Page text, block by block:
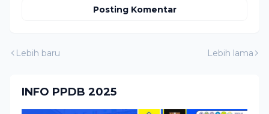
Posting Komentar
Lebih baru Lebih lama
INFO PPDB 2025